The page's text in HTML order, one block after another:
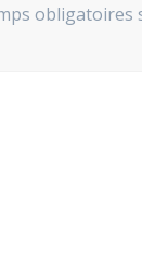
obligatoires